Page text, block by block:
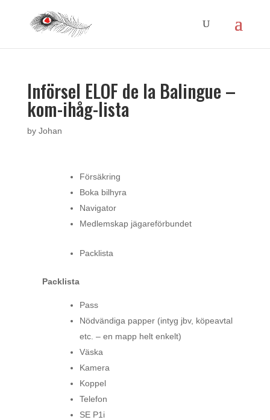
Införsel ELOF de la Balingue –
kom-ihåg-lista
by Johan
Försäkring
Boka bilhyra
Navigator
Medlemskap jägareförbundet
Packlista
Packlista
Pass
Nödvändiga papper (intyg jbv, köpeavtal
etc. – en mapp helt enkelt)
Väska
Kamera
Koppel
Telefon
SE P1i